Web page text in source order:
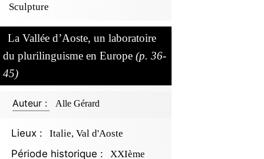
Sculpture
La Vallée d’Aoste, un laboratoire
du plurilinguisme en Europe (p. 36-
45)
Auteur : Alle Gérard
Lieux : Italie, Val d'Aoste
Période historique :
XXIème